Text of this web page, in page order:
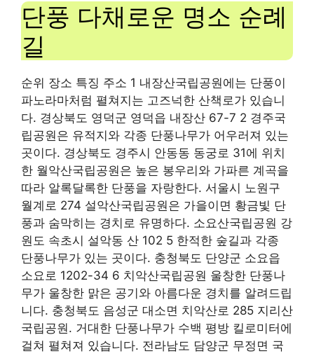
단풍 다채로운 명소 순례
길
순위 장소 특징 주소 1 내장산국립공원에는 단풍이
파노라마처럼 펼쳐지는 고즈넉한 산책로가 있습니
다. 경상북도 영덕군 영덕읍 내장산 67-7 2 경주국
립공원은 유적지와 각종 단풍나무가 어우러져 있는
곳이다. 경상북도 경주시 안동동 동궁로 31에 위치
한 월악산국립공원은 높은 봉우리와 가파른 계곡을
따라 알록달록한 단풍을 자랑한다. 서울시 노원구
월계로 274 설악산국립공원은 가을이면 황금빛 단
풍과 숨막히는 경치로 유명하다. 소요산국립공원 강
원도 속초시 설악동 산 102 5 한적한 숲길과 각종
단풍나무가 있는 곳이다. 충청북도 단양군 소요읍
소요로 1202-34 6 치악산국립공원 울창한 단풍나
무가 울창한 맑은 공기와 아름다운 경치를 알려드립
니다. 충청북도 음성군 대소면 치악산로 285 지리산
국립공원. 거대한 단풍나무가 수백 평방 킬로미터에
걸쳐 펼쳐져 있습니다. 전라남도 담양군 무정면 국